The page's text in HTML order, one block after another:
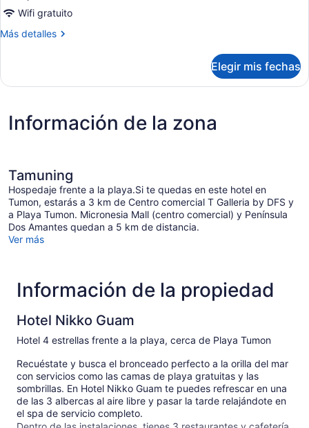
Wifi gratuito
Más detalles
Más
Elegir mis fechas
Información de la zona
Tamuning
Hospedaje frente a la playa.Si te quedas en este hotel en
Tumon, estarás a 3 km de Centro comercial T Galleria by DFS y
a Playa Tumon. Micronesia Mall (centro comercial) y Península
Dos Amantes quedan a 5 km de distancia.
Ver más
Información de la propiedad
Hotel Nikko Guam
Hotel 4 estrellas frente a la playa, cerca de Playa Tumon
Recuéstate y busca el bronceado perfecto a la orilla del mar
con servicios como las camas de playa gratuitas y las
sombrillas. En Hotel Nikko Guam te puedes refrescar en una
de las 3 albercas al aire libre y pasar la tarde relajándote en
el spa de servicio completo.